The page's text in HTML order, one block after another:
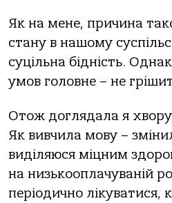
Як на мене, причина
стану в нашому
суцільна бідність.
умов головне – не
Отож доглядала я хвору
Як вивчила мову –
виділяюся міцним
на низькооплачуваній
періодично лікуватися,